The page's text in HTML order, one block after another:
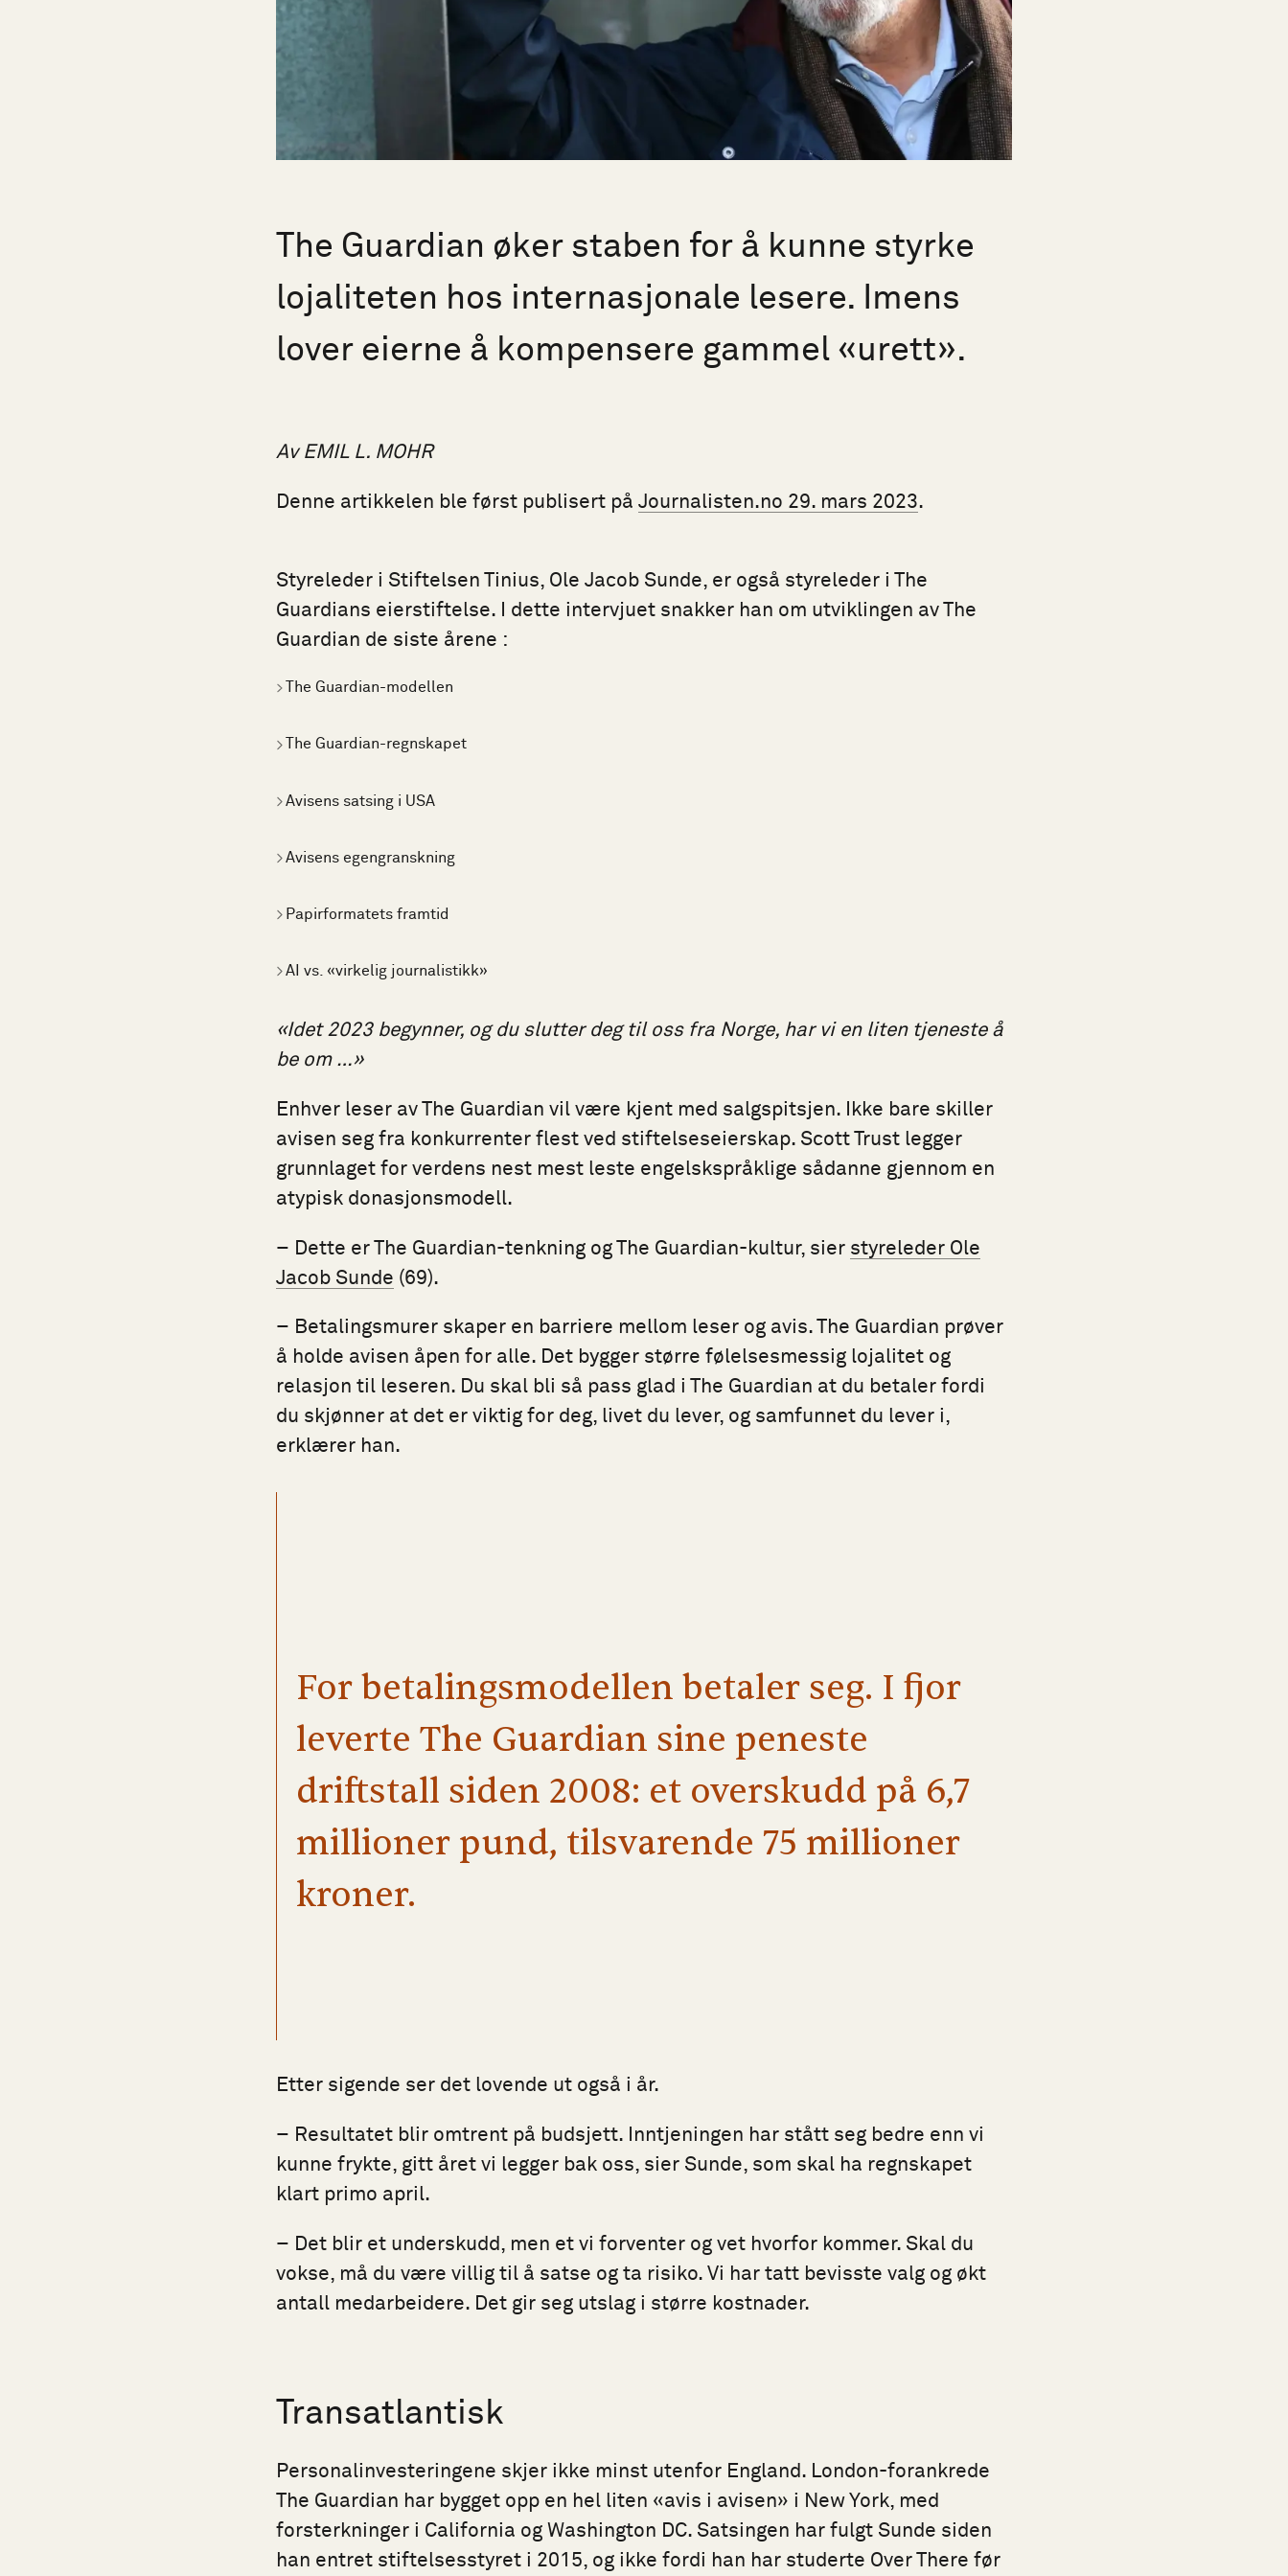
The Guardian øker staben for å kunne styrke
lojaliteten hos internasjonale lesere. Imens
lover eierne å kompensere gammel «urett».
Av EMIL L. MOHR
Denne artikkelen ble først publisert på Journalisten.no 29. mars 2023.
Styreleder i Stiftelsen Tinius, Ole Jacob Sunde, er også styreleder i The
Guardians eierstiftelse. I dette intervjuet snakker han om utviklingen av The
Guardian de siste årene :
The Guardian-modellen
The Guardian-regnskapet
Avisens satsing i USA
Avisens egengranskning
Papirformatets framtid
AI vs. «virkelig journalistikk»
«Idet 2023 begynner, og du slutter deg til oss fra Norge, har vi en liten tjeneste å
be om …»
Enhver leser av The Guardian vil være kjent med salgspitsjen. Ikke bare skiller
avisen seg fra konkurrenter flest ved stiftelseseierskap. Scott Trust legger
grunnlaget for verdens nest mest leste engelskspråklige sådanne gjennom en
atypisk donasjonsmodell.
– Dette er The Guardian-tenkning og The Guardian-kultur, sier styreleder Ole
Jacob Sunde (69).
– Betalingsmurer skaper en barriere mellom leser og avis. The Guardian prøver
å holde avisen åpen for alle. Det bygger større følelsesmessig lojalitet og
relasjon til leseren. Du skal bli så pass glad i The Guardian at du betaler fordi
du skjønner at det er viktig for deg, livet du lever, og samfunnet du lever i,
erklærer han.
For betalingsmodellen betaler seg. I fjor
leverte The Guardian sine peneste
driftstall siden 2008: et overskudd på 6,7
millioner pund, tilsvarende 75 millioner
kroner.
Etter sigende ser det lovende ut også i år.
– Resultatet blir omtrent på budsjett. Inntjeningen har stått seg bedre enn vi
kunne frykte, gitt året vi legger bak oss, sier Sunde, som skal ha regnskapet
klart primo april.
– Det blir et underskudd, men et vi forventer og vet hvorfor kommer. Skal du
vokse, må du være villig til å satse og ta risiko. Vi har tatt bevisste valg og økt
antall medarbeidere. Det gir seg utslag i større kostnader.
Transatlantisk
Personalinvesteringene skjer ikke minst utenfor England. London-forankrede
The Guardian har bygget opp en hel liten «avis i avisen» i New York, med
forsterkninger i California og Washington DC. Satsingen har fulgt Sunde siden
han entret stiftelsesstyret i 2015, og ikke fordi han har studerte Over There før